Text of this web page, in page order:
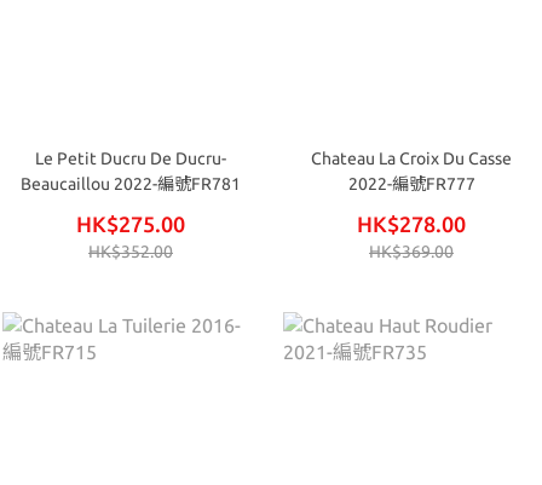
Le Petit Ducru De Ducru-
Beaucaillou 2022-編號FR781
HK$275.00
HK$352.00
Chateau La Croix Du Casse
2022-編號FR777
HK$278.00
HK$369.00